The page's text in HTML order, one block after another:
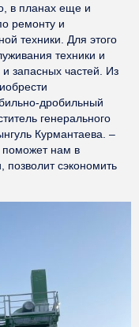
в планах еще и
ремонту и
техники. Для этого
техники и
запасных частей. Из
дробильный
генерального
Курмантаева. –
поможет нам в
позволит сэкономить